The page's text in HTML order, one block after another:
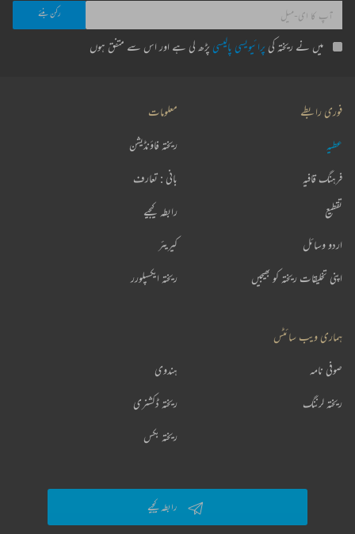
میں نے ریختہ کی پرائیویسی پالیسی پڑھ لی ہے اور اس سے متفق ہوں
فوری رابطے
عطیہ
فرہنگ قافیہ
تقطیع
اردو وسائل
اپنی تخلیقات ریختہ کو بھیجیں
معلومات
ریختہ فاؤنڈیشن
بانی : تعارف
رابطہ کیجیے
کیریئر
ریختہ ایکسپلورر
ہماری ویب سائٹس
ہندوی صوفی نامہ
ریختہ ڈکشنری ریختہ لرننگ
ریختہ بکس
رابطہ کیجیے